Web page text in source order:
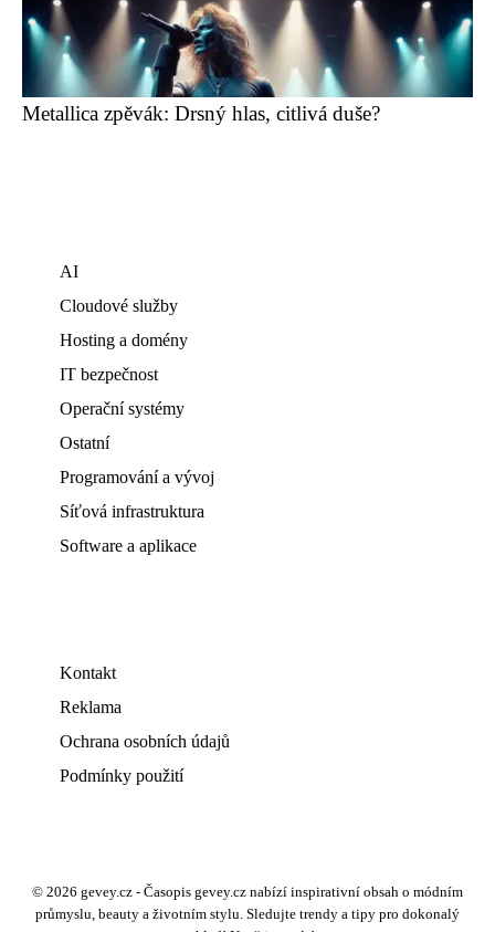
Metallica zpěvák: Drsný hlas, citlivá duše?
AI
Cloudové služby
Hosting a domény
IT bezpečnost
Operační systémy
Ostatní
Programování a vývoj
Síťová infrastruktura
Software a aplikace
Kontakt
Reklama
Ochrana osobních údajů
Podmínky použití
© 2026 gevey.cz - Časopis gevey.cz nabízí inspirativní obsah o módním
průmyslu, beauty a životním stylu. Sledujte trendy a tipy pro dokonalý